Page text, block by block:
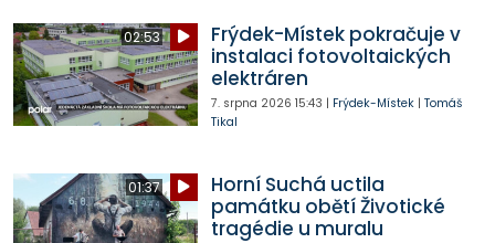
02:53
Frýdek-Místek pokračuje v
instalaci fotovoltaických
elektráren
7. srpna 2026 15:43 | Frýdek-Místek| Tomáš
Tikal
01:37
Horní Suchá uctila
památku obětí Životické
tragédie u muralu